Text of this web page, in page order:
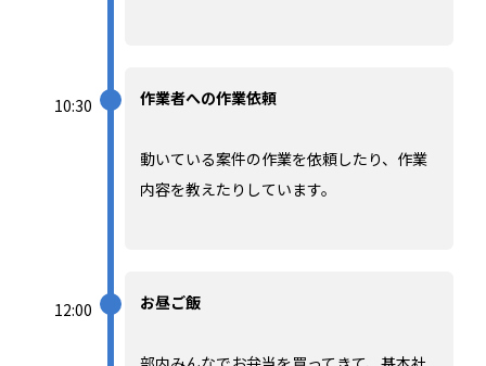
10:30 作業者への作業依頼
動いている案件の作業を依頼したり、作業
内容を教えたりしています。
12:00 お昼ご飯